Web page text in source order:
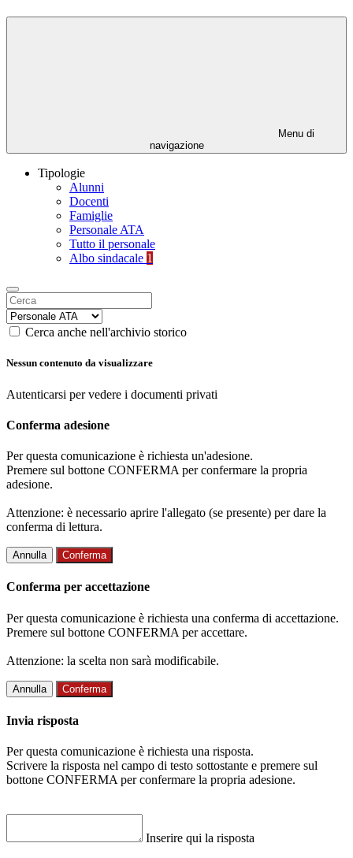
Menu di
navigazione
Tipologie
Alunni
Docenti
Famiglie
Personale ATA
Tutto il personale
Albo sindacale 1
Cerca anche nell'archivio storico
Nessun contenuto da visualizzare
Autenticarsi per vedere i documenti privati
Conferma adesione
Per questa comunicazione è richiesta un'adesione.
Premere sul bottone CONFERMA per confermare la propria
adesione.
Attenzione: è necessario aprire l'allegato (se presente) per dare la
conferma di lettura.
Annulla Conferma
Conferma per accettazione
Per questa comunicazione è richiesta una conferma di accettazione.
Premere sul bottone CONFERMA per accettare.
Attenzione: la scelta non sarà modificabile.
Annulla Conferma
Invia risposta
Per questa comunicazione è richiesta una risposta.
Scrivere la risposta nel campo di testo sottostante e premere sul
bottone CONFERMA per confermare la propria adesione.
Inserire qui la risposta